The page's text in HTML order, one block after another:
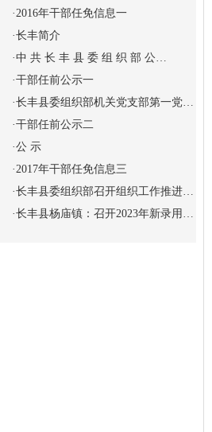
·2016年干部任免信息一
·长丰简介
·中 共 长 丰 县 委 组 织 部 公…
·干部任前公示一
·长丰县委组织部机关党支部第一党…
·干部任前公示二
·公 示
·2017年干部任免信息三
·长丰县委组织部召开组织工作推进…
·长丰县杨庙镇：召开2023年新录用…